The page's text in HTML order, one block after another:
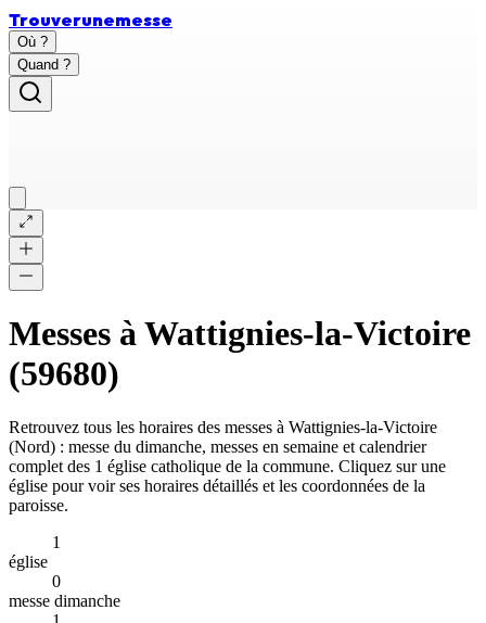
Trouverunemesse
Où ?
Quand ?
Messes àWattignies-la-Victoire
(59680)
Retrouvez tous les horaires des messes à Wattignies-la-Victoire
(Nord) : messe du dimanche, messes en semaine et calendrier
complet des 1 église catholique de la commune. Cliquez sur une
église pour voir ses horaires détaillés et les coordonnées de la
paroisse.
1
église
0
messe dimanche